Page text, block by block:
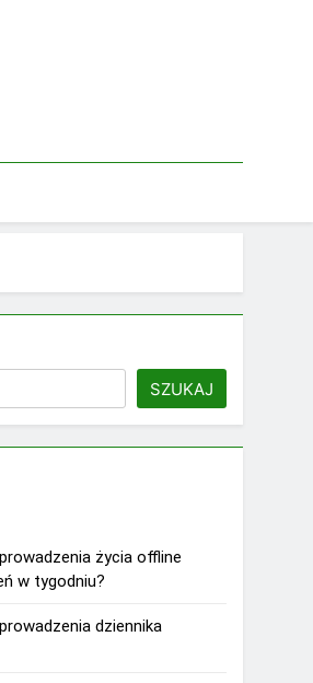
SZUKAJ
życia offline
w tygodniu?
dziennika